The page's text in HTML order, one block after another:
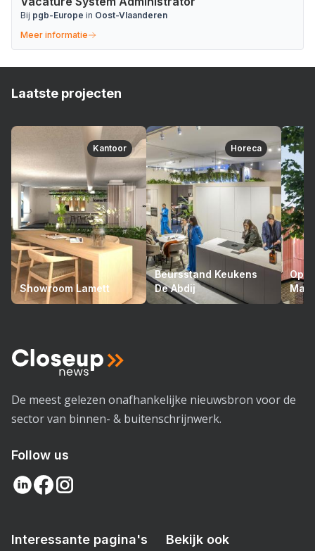
Bij pgb-Europe in Oost-Vlaanderen
Meer informatie
Laatste projecten
Kantoor
Showroom Lamett
Horeca
Beursstand Keukens
De Abdij
De meest gelezen onafhankelijke nieuwsbron voor de
sector van binnen- & buitenschrijnwerk.
Follow us
Interessante pagina's Bekijk ook